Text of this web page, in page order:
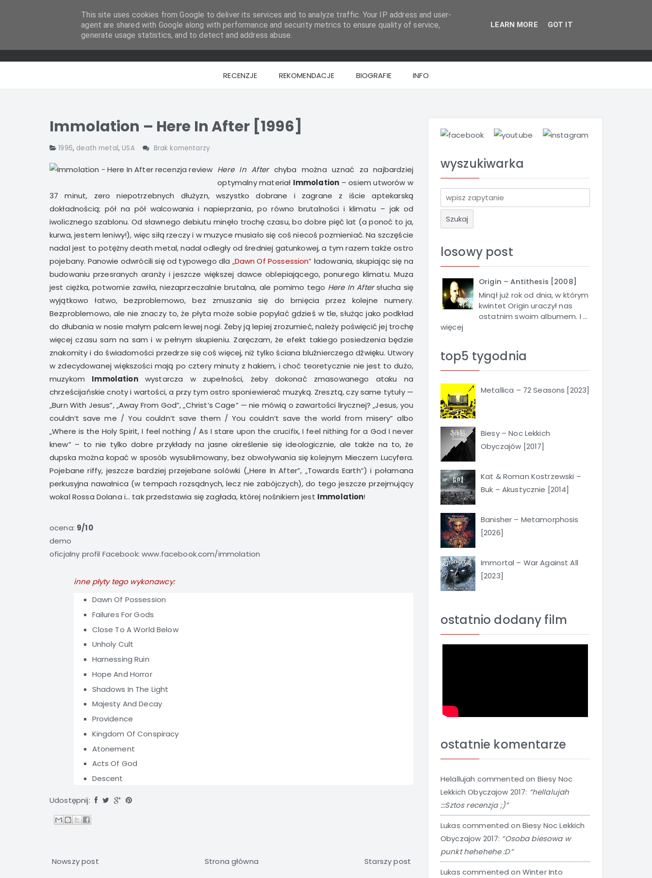
RECENZJE REKOMENDACJE BIOGRAFIE INFO
Immolation – Here In After [1996]
1996, death metal, USA Brak komentarzy
Here In Afterchyba można uznać za najbardziej
optymalny materiał Immolation – osiem utworów w
37 minut, zero niepotrzebnych dłużyzn, wszystko dobrane i zagrane z iście aptekarską
dokładnością; pół na pół walcowania i napieprzania, po równo brutalności i klimatu – jak od
iwolicznego szablonu. Od sławnego debiutu minęło trochę czasu, bo dobre pięć lat (a ponoć to ja,
kurwa, jestem leniwy!), więc siłą rzeczy i w muzyce musiało się coś niecoś pozmieniać. Na szczęście
nadal jest to potężny death metal, nadal odległy od średniej gatunkowej, a tym razem także ostro
pojebany. Panowie odwrócili się od typowego dla „Dawn Of Possession” ładowania, skupiając się na
budowaniu przesranych aranży i jeszcze większej dawce oblepiającego, ponurego klimatu. Muza
jest ciężka, potwornie zawiła, niezaprzeczalnie brutalna, ale pomimo tego Here In Aftersłucha się
wyjątkowo łatwo, bezproblemowo, bez zmuszania się do brnięcia przez kolejne numery.
Bezproblemowo, ale nie znaczy to, że płyta może sobie popylać gdzieś w tle, służąc jako podkład
do dłubania w nosie małym palcem lewej nogi. Żeby ją lepiej zrozumieć, należy poświęcić jej trochę
więcej czasu sam na sam i w pełnym skupieniu. Zaręczam, że efekt takiego posiedzenia będzie
znakomity i do świadomości przedrze się coś więcej, niż tylko ściana bluźnierczego dźwięku. Utwory
w zdecydowanej większości mają po cztery minuty z hakiem, i choć teoretycznie nie jest to dużo,
muzykom Immolationwystarcza w zupełności, żeby dokonać zmasowanego ataku na
chrześcijańskie cnoty i wartości, a przy tym ostro sponiewierać muzyką. Zresztą, czy same tytuły —
„Burn With Jesus”, „Away From God”, „Christ’s Cage” — nie mówią o zawartości lirycznej? „Jesus, you
couldn’t save me / You couldn’t save them / You couldn’t save the world from misery” albo
„Where is the Holy Spirit, I feel nothing / As I stare upon the crucifix, I feel nithing for a God I never
knew” – to nie tylko dobre przykłady na jasne określenie się ideologicznie, ale także na to, że
dupska można kopać w sposób wysublimowany, bez obwoływania się kolejnym Mieczem Lucyfera.
Pojebane riffy, jeszcze bardziej przejebane solówki („Here In After”, „Towards Earth”) i połamana
perkusyjna nawałnica (w tempach rozsądnych, lecz nie zabójczych), do tego jeszcze przejmujący
wokal Rossa Dolana i… tak przedstawia się zagłada, której nośnikiem jest Immolation!
ocena: 9/10
demo
oficjalny profil Facebook:www.facebook.com/immolation
inne płyty tego wykonawcy:
Dawn Of Possession
Failures For Gods
Close To A World Below
Unholy Cult
Harnessing Ruin
Hope And Horror
Shadows In The Light
Majesty And Decay
Providence
Kingdom Of Conspiracy
Atonement
Acts Of God
Descent
Udostępnij:
Nowszy post Starszy post
Strona główna
wyszukiwarka
z
u
a
losowy post
Origin – Antithesis [2008]
Minął już rok od dnia, w którym
kwintet Origin uraczył nas
ostatnim swoim albumem. I ...
więcej
top5 tygodnia
Metallica – 72 Seasons [2023]
Biesy – Noc Lekkich
Obyczajów [2017]
Kat & Roman Kostrzewski –
Buk – Akustycznie [2014]
Banisher – Metamorphosis
[2026]
Immortal – War Against All
[2023]
ostatnio dodany film
ostatnie komentarze
Helallujah commented on Biesy Noc
Lekkich Obyczajow 2017: “hellalujah
:::Sztos recenzja ;)”
Lukas commented on Biesy Noc Lekkich
Obyczajow 2017: “Osoba biesowa w
punkt hehehehe :D”
Lukas commented on Winter Into
This site uses cookies from Google to deliver its services and to analyze traffic. Your IP address and user-
agent are shared with Google along with performance and security metrics to ensure quality of service,
generate usage statistics, and to detect and address abuse.
LEARN MORE GOT IT